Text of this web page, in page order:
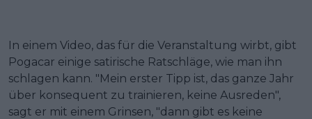
In einem Video, das für die Veranstaltung wirbt, gibt
Pogacar einige satirische Ratschläge, wie man ihn
schlagen kann. "Mein erster Tipp ist, das ganze Jahr
über konsequent zu trainieren, keine Ausreden",
sagt er mit einem Grinsen, "dann gibt es keine